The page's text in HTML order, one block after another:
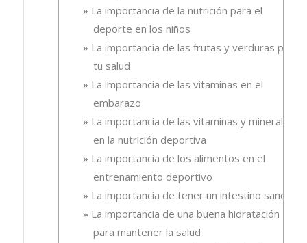
La importancia de la nutrición para el
deporte en los niños
La importancia de las frutas y verduras para
tu salud
La importancia de las vitaminas en el
embarazo
La importancia de las vitaminas y minerales
en la nutrición deportiva
La importancia de los alimentos en el
entrenamiento deportivo
La importancia de tener un intestino sano
La importancia de una buena hidratación
para mantener la salud